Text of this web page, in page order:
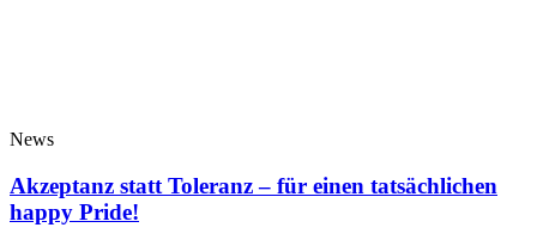
News
Akzeptanz statt Toleranz – für einen tatsächlichen
happy Pride!